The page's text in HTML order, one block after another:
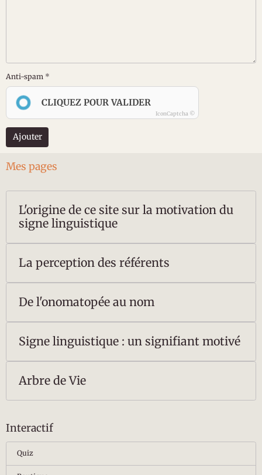
Anti-spam
CLIQUEZ POUR VALIDER
IconCaptcha ©
Ajouter
Mes pages
L'origine de ce site sur la motivation du
signe linguistique
La perception des référents
De l'onomatopée au nom
Signe linguistique : un signifiant motivé
Arbre de Vie
Interactif
Quiz